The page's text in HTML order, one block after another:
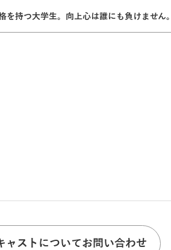
持つ大学生。向上心は誰にも負けません。
ャストについてお問い合わせ